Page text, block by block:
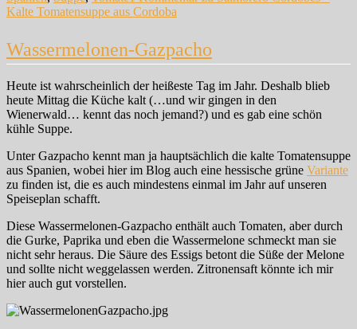
Kalte Tomatensuppe aus Cordoba
Wassermelonen-Gazpacho
Heute ist wahrscheinlich der heißeste Tag im Jahr. Deshalb blieb
heute Mittag die Küche kalt (…und wir gingen in den
Wienerwald… kennt das noch jemand?) und es gab eine schön
kühle Suppe.
Unter Gazpacho kennt man ja hauptsächlich die kalte Tomatensuppe
aus Spanien, wobei hier im Blog auch eine hessische grüne Variante
zu finden ist, die es auch mindestens einmal im Jahr auf unseren
Speiseplan schafft.
Diese Wassermelonen-Gazpacho enthält auch Tomaten, aber durch
die Gurke, Paprika und eben die Wassermelone schmeckt man sie
nicht sehr heraus. Die Säure des Essigs betont die Süße der Melone
und sollte nicht weggelassen werden. Zitronensaft könnte ich mir
hier auch gut vorstellen.